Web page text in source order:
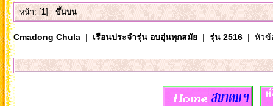
หน้า: [1] ขึ้นบน
Cmadong Chula| เรือนประจำรุ่น อบอุ่นทุกสมัย| รุ่น 2516| หัวข้